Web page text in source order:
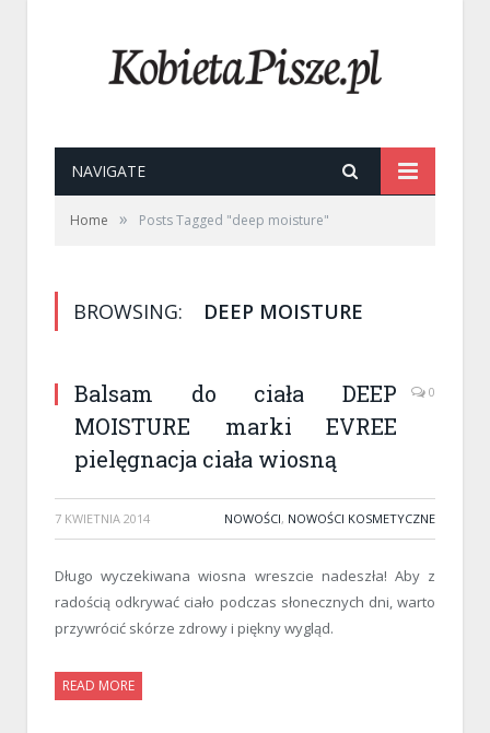
NAVIGATE
Home » Posts Tagged "deep moisture"
BROWSING: DEEP MOISTURE
Balsam do ciała DEEP
MOISTURE marki EVREE
pielęgnacja ciała wiosną
0
7 KWIETNIA 2014 NOWOŚCI, NOWOŚCI KOSMETYCZNE
Długo wyczekiwana wiosna wreszcie nadeszła! Aby z
radością odkrywać ciało podczas słonecznych dni, warto
przywrócić skórze zdrowy i piękny wygląd.
READ MORE